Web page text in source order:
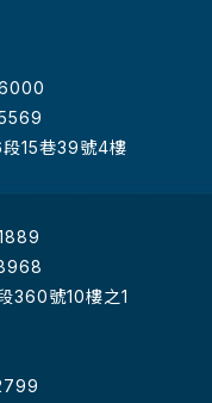
15巷39號4樓
360號10樓之1